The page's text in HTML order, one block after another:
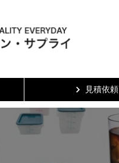
見積依頼